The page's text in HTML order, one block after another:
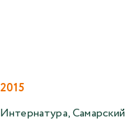
2015
Интернатура, Самарский